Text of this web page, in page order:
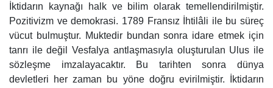
İktidarın kaynağı halk ve bilim olarak temellendirilmiştir.
Pozitivizm ve demokrasi. 1789 Fransız İhtilâli ile bu süreç
vücut bulmuştur. Muktedir bundan sonra idare etmek için
tanrı ile değil Vesfalya antlaşmasıyla oluşturulan Ulus ile
sözleşme imzalayacaktır. Bu tarihten sonra dünya
devletleri her zaman bu yöne doğru evirilmiştir. İktidarın